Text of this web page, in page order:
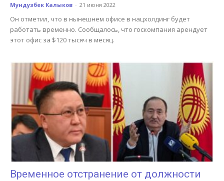
Мундузбек Калыков - 21 июня 2022
Он отметил, что в нынешнем офисе в нацхолдинг будет
работать временно. Сообщалось, что госкомпания арендует
этот офис за $120 тысяч в месяц.
Временное отстранение от должности